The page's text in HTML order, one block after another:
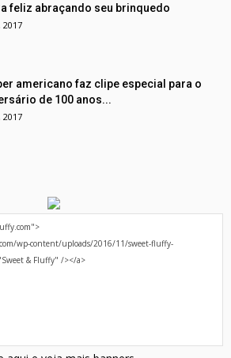
feliz abraçando seu brinquedo
2017
americano faz clipe especial para o
de 100 anos...
2017